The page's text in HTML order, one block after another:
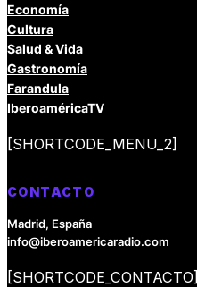
Economía
Cultura
Salud & Vida
Gastronomía
Farandula
IberoaméricaTV
[SHORTCODE_MENU_2]
CONTACTO
Madrid, España
info@iberoamericaradio.com
[SHORTCODE_CONTACTO]